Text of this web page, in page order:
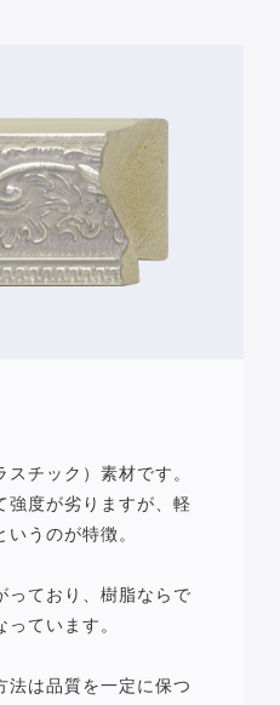
チック）素材です。
強度が劣りますが、軽
うのが特徴。
っており、樹脂ならで
ています。
法は品質を一定に保つ